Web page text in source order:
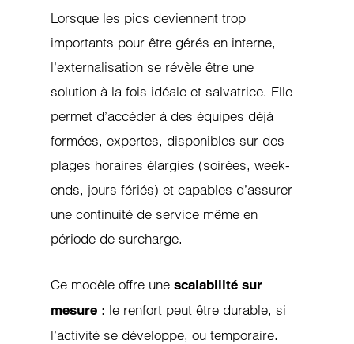
Lorsque les pics deviennent trop
importants pour être gérés en interne,
l’externalisation se révèle être une
solution à la fois idéale et salvatrice. Elle
permet d’accéder à des équipes déjà
formées, expertes, disponibles sur des
plages horaires élargies (soirées, week-
ends, jours fériés) et capables d’assurer
une continuité de service même en
période de surcharge.
Ce modèle offre unescalabilité sur
mesure : le renfort peut être durable, si
l’activité se développe, ou temporaire.